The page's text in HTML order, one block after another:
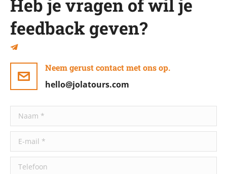
Heb je vragen of wil je
feedback geven?
Neem gerust contact met ons op.
hello@jolatours.com
Naam *
E-mail *
Telefoon